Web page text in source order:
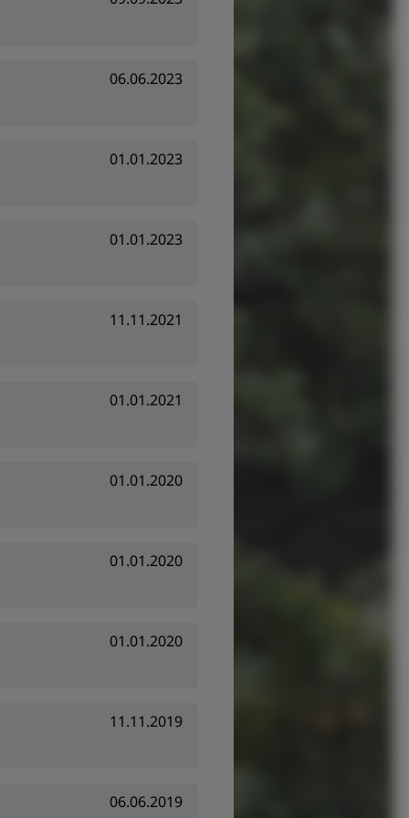
06.06.2023
01.01.2023
01.01.2023
11.11.2021
01.01.2021
01.01.2020
01.01.2020
01.01.2020
11.11.2019
06.06.2019